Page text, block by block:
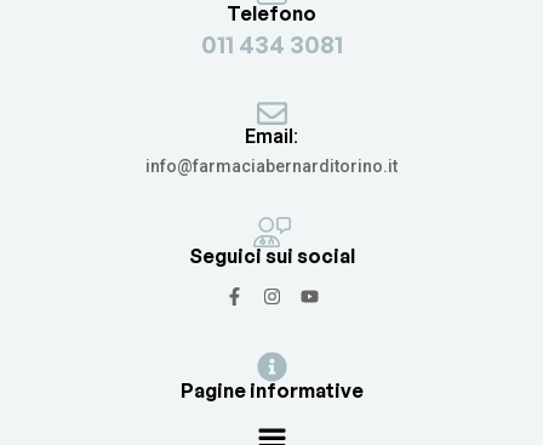
Telefono
011 434 3081
Email:
info@farmaciabernarditorino.it
Seguici sui social
Pagine informative